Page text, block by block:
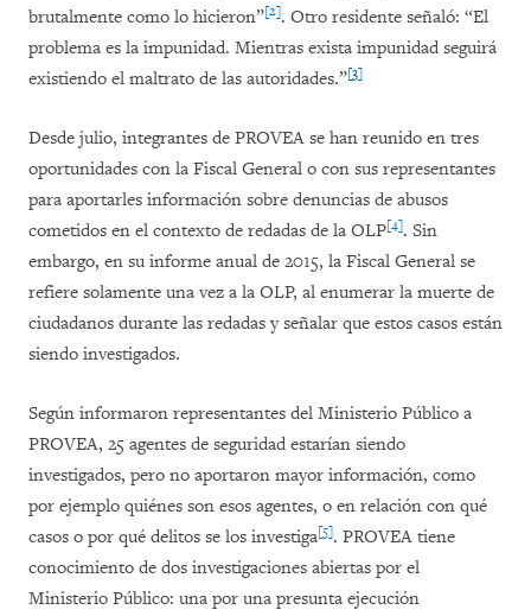
brutalmente como lo hicieron”[2]. Otro residente señaló: “El
problema es la impunidad. Mientras exista impunidad seguirá
existiendo el maltrato de las autoridades.”[3]
Desde julio, integrantes de PROVEA se han reunido en tres
oportunidades con la Fiscal General o con sus representantes
para aportarles información sobre denuncias de abusos
cometidos en el contexto de redadas de la OLP[4]. Sin
embargo, en su informe anual de 2015, la Fiscal General se
refiere solamente una vez a la OLP, al enumerar la muerte de
ciudadanos durante las redadas y señalar que estos casos están
siendo investigados.
Según informaron representantes del Ministerio Público a
PROVEA, 25 agentes de seguridad estarían siendo
investigados, pero no aportaron mayor información, como
por ejemplo quiénes son esos agentes, o en relación con qué
casos o por qué delitos se los investiga[5]. PROVEA tiene
conocimiento de dos investigaciones abiertas por el
Ministerio Público: una por una presunta ejecución